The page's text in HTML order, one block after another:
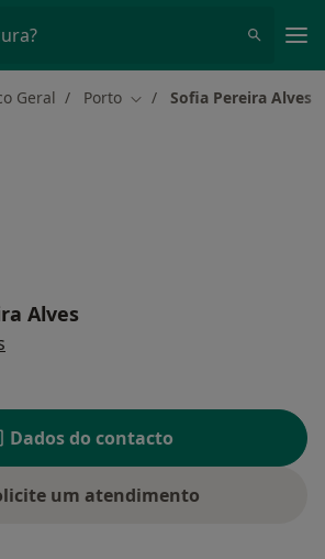
Geral Porto Mudar de cidade
Sofia Pereira Alves
Alves
Dados do contacto
um atendimento